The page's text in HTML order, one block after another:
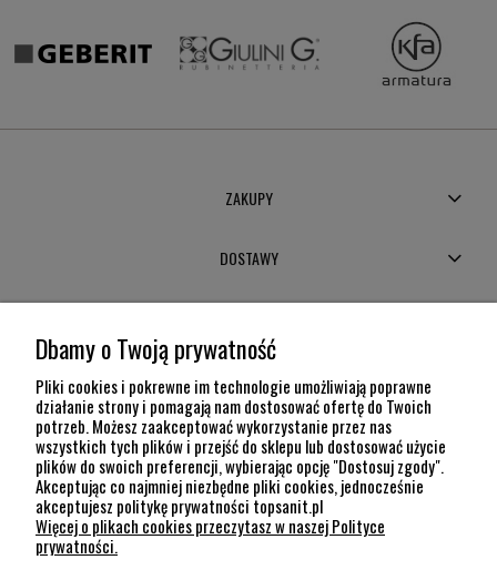
ZAKUPY
DOSTAWY
POMOC
INFORMACJE
KONTAKT
12 307 26 20
Kraków, 30-704 Na Dołach 8
Dbamy o Twoją prywatność
Pliki cookies i pokrewne im technologie umożliwiają poprawne
działanie strony i pomagają nam dostosować ofertę do Twoich
potrzeb. Możesz zaakceptować wykorzystanie przez nas
wszystkich tych plików i przejść do sklepu lub dostosować użycie
plików do swoich preferencji, wybierając opcję "Dostosuj zgody".
Akceptując co najmniej niezbędne pliki cookies, jednocześnie
akceptujesz politykę prywatności topsanit.pl
Więcej o plikach cookies przeczytasz w naszej Polityce
prywatności.